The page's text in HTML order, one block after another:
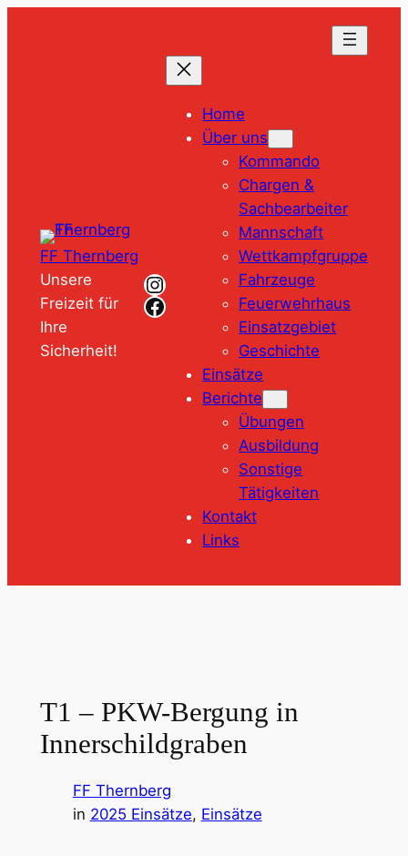
FF Thernberg
Unsere
Freizeit für
Ihre
Sicherheit!
Instagram
Facebook
Home
Über uns
Kommando
Chargen &
Sachbearbeiter
Mannschaft
Wettkampfgruppe
Fahrzeuge
Feuerwehrhaus
Einsatzgebiet
Geschichte
Einsätze
Berichte
Übungen
Ausbildung
Sonstige
Tätigkeiten
Kontakt
Links
T1 – PKW-Bergung in
Innerschildgraben
FF Thernberg
in 2025 Einsätze, Einsätze